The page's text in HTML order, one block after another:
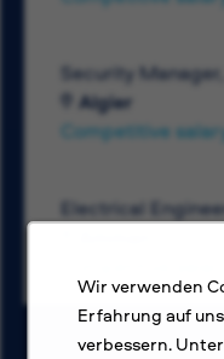
Wir verwenden
Erfahrung auf
verbessern.
Security
Algier
Competitive
Electrical